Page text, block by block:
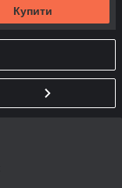
Купити